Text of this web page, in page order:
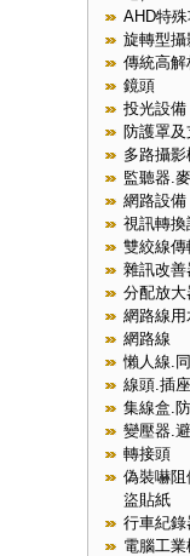
AHD特
旋轉型
傳統高
鏡頭
投光設備
防護罩及
多路攝
監聽器.
網路設備
視訊轉換
雙絞線傳
雜訊改善
分配放大
網路線用
網路線
懶人線.
線頭.插
集線盒.
變壓器.
轉接頭
偽裝嚇
盜貼紙
行車紀
電腦工業